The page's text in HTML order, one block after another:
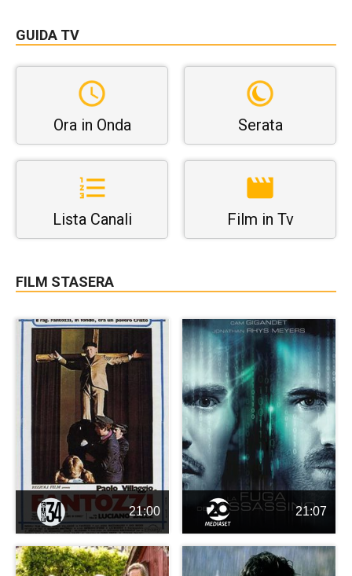
GUIDA TV
Ora in Onda Serata
Lista Canali Film in Tv
FILM STASERA
21:00 21:07